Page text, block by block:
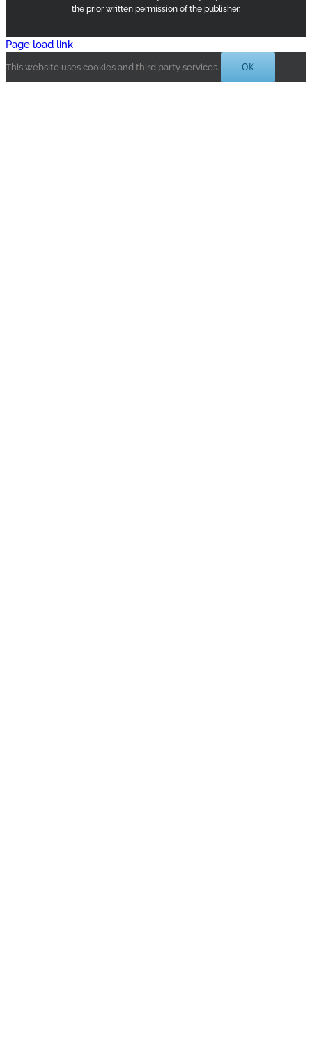
the prior written permission of the publisher.
Page load link
This website uses cookies and third party services. OK